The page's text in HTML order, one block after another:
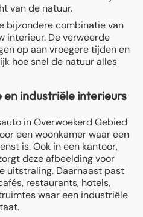
van de natuur.
bijzondere combinatie van
interieur. De verweerde
op aan vroegere tijden en
hoe snel de natuur alles
industriële interieurs
in Overwoekerd Gebied
een woonkamer waar een
is. Ook in een kantoor,
deze afbeelding voor
uitstraling. Daarnaast past
restaurants, hotels,
waar een industriële